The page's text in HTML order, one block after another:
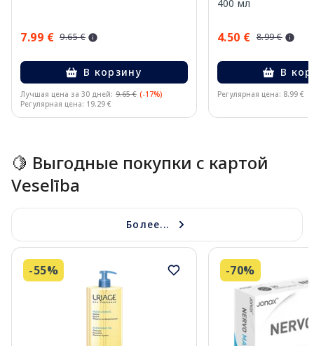
7.99 € 9.65 €
В корзину
Лучшая цена за 30 дней: 9.65 € (-17%)
Регулярная цена: 19.29 €
400 мл
4.50 € 8.99 €
В
Регулярная цена: 8.99 €
🍋 Выгодные покупки с картой
Veselība
Более...
-55% -70%